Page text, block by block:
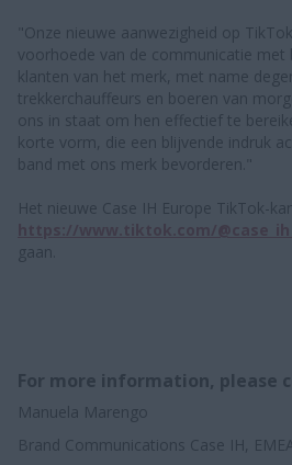
"Onze nieuwe aanwezigheid op
voorhoede van de communicatie met
klanten van het merk, met name
trekkerchauffeurs en boeren van
ons in staat om hen effectief te
korte vorm, die een blijvende indruk
band met ons merk bevorderen."
Het nieuwe Case IH Europe TikTok-
gaan.
For more information, please
Manuela Marengo
Brand Communications Case IH,